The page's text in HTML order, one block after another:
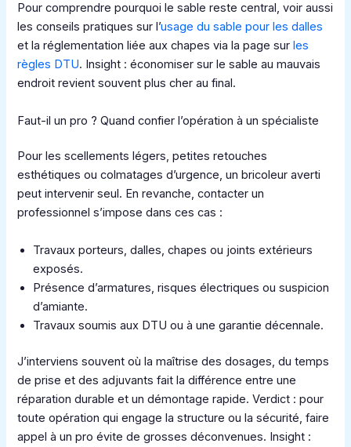
Pour comprendre pourquoi le sable reste central, voir aussi
les conseils pratiques sur l’usage du sable pour les dalles
et la réglementation liée aux chapes via la page surles
règles DTU. Insight : économiser sur le sable au mauvais
endroit revient souvent plus cher au final.
Faut-il un pro ? Quand confier l’opération à un spécialiste
Pour les scellements légers, petites retouches
esthétiques ou colmatages d’urgence, un bricoleur averti
peut intervenir seul. En revanche, contacter un
professionnel s’impose dans ces cas :
Travaux porteurs, dalles, chapes ou joints extérieurs
exposés.
Présence d’armatures, risques électriques ou suspicion
d’amiante.
Travaux soumis aux DTU ou à une garantie décennale.
J’interviens souvent où la maîtrise des dosages, du temps
de prise et des adjuvants fait la différence entre une
réparation durable et un démontage rapide. Verdict : pour
toute opération qui engage la structure ou la sécurité, faire
appel à un pro évite de grosses déconvenues. Insight :